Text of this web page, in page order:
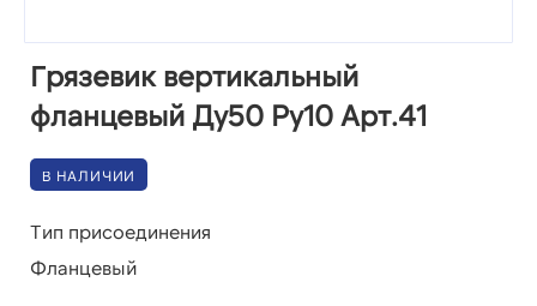
Грязевик вертикальный
фланцевый Ду50 Ру10 Арт.41
В НАЛИЧИИ
Тип присоединения
Фланцевый